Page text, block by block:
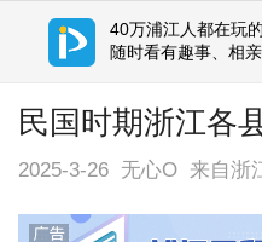
40万浦江人都在玩
随时看有趣事、相
民国时期浙江各
2025-3-26 无心O 来自浙